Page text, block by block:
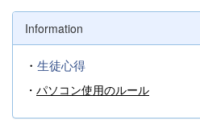
Information
・ 生徒心得
・ パソコン使用のルール